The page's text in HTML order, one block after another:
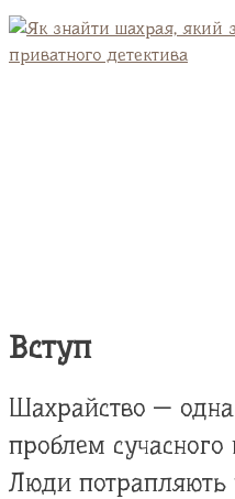
Вступ
Шахрайство —
проблем сучасного
Люди потрапляють